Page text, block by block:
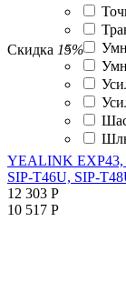
Скидка 15%
YEALINK EXP43,
SIP-T46U, SIP-
12 303 Р
10 517 Р